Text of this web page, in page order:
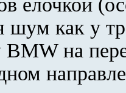
елочкой
шум как у
BMW на